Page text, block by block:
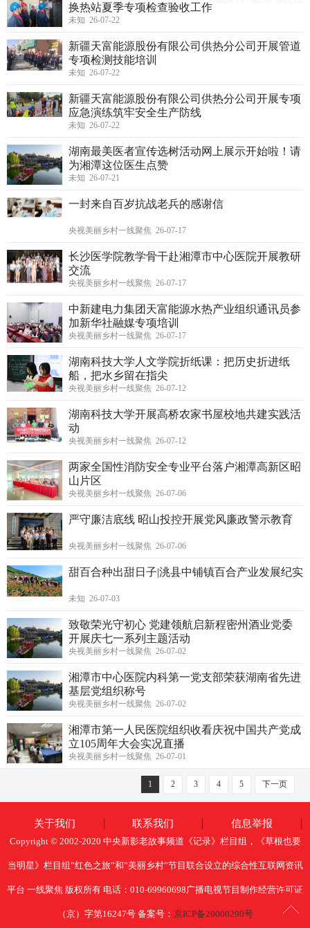
换热站夏季专项检查验收工作
未知 26-07-22
新疆天富能源股份有限公司供热分公司开展管道
专项检测技能培训
未知 26-07-22
新疆天富能源股份有限公司供热分公司开展专项
应急演练筑牢安全生产防线
未知 26-07-22
湖南最美医者宣传选树活动网上展示开始啦！请
为湘潭这位医生点赞
未知 26-07-21
一封来自百岁抗战老兵的感谢信
央视美丽乡村一线聚焦 26-07-17
长沙医学院教学骨干赴湘潭市中心医院开展教研
交流
央视美丽乡村一线聚焦 26-07-17
中新建电力集团天富能源水热产业组织通讯员参
加新华社融媒专项培训
央视美丽乡村一线聚焦 26-07-17
湖南科技大学人文学院折纸课：把历史折进纸
船，把水乡留在指尖
央视美丽乡村一线聚焦 26-07-12
湖南科技大学开展高桥农家书屋校地共建实践活
动
央视美丽乡村一线聚焦 26-07-12
两家全国性消防安全专业平台落户湘潭高新区昭
山片区
央视美丽乡村一线聚焦 26-07-06
严守廉洁底线 昭山投控开展党风廉政警示教育
央视美丽乡村一线聚焦 26-07-06
甜百合种出甜日子|洮县中铺镇百合产业发展纪实
未知 26-07-03
致敬荣光守初心 党建领航启新程密州酒业党委
开展庆七一系列主题活动
央视美丽乡村一线聚焦 26-07-02
湘潭市中心医院内科第一党支部荣获湖南省先进
基层党组织称号
央视美丽乡村一线聚焦 26-07-02
湘潭市第一人民医院组织收看庆祝中国共产党成
立105周年大会实况直播
央视美丽乡村一线聚焦 26-07-01
1 2 3 4 5 下一页
关于我们 联系我们 信息举报
Copyright © 2002-2020 中央新影老故事频道《记录》栏目组，《草根也要
当明星》栏目组”红色之旅”和”美丽乡村”节目联合设立的综合性互联网资讯
平台 一线聚焦 版权所有 电话：010-69960698广播电视节目制作经营许可证
（京）字第16247号 备案号： 京ICP备20000290号